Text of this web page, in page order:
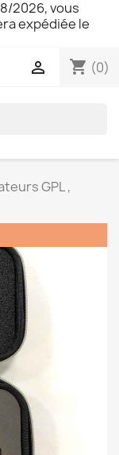
2026, vous
expédiée le
shopping_cart (0)

GPL ,